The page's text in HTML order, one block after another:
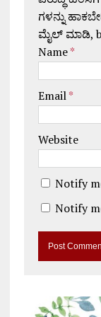
ಗಳನ್ನು
ಮೈಲ್ ಮಾಡಿ,
Name*
Email*
Website
Notify
Notify
t